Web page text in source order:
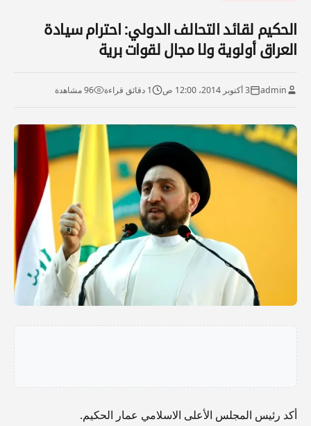
الحكيم لقائد التحالف الدولي: احترام سيادة
العراق أولوية ولا مجال لقوات برية
admin 3 أكتوبر 2014، 12:00 ص 1 دقائق قراءة 96 مشاهدة
أكد رئيس المجلس الأعلى الاسلامي عمار الحكيم.